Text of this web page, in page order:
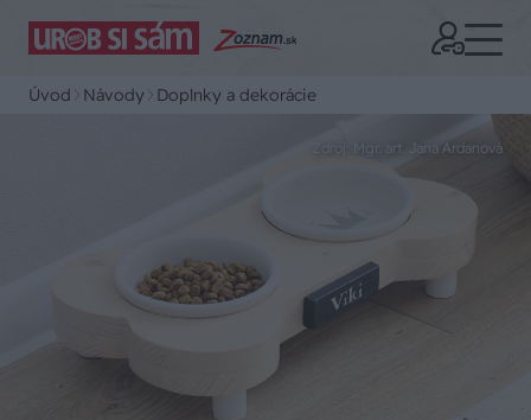
Úvod Návody Doplnky a dekorácie
Zdroj: Mgr. art. Jana Ardanová